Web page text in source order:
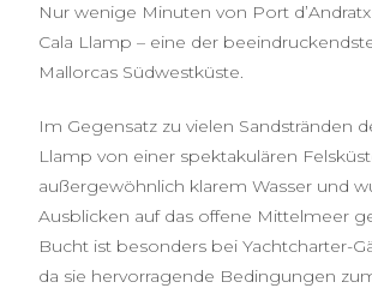
Nur wenige Minuten von Port
Cala Llamp – eine der
Mallorcas Südwestküste.
Im Gegensatz zu vielen Sandstränden
Llamp von einer spektakulären
außergewöhnlich klarem Wasser und
Ausblicken auf das offene Mittelmeer
Bucht ist besonders bei Yachtcharter-
da sie hervorragende Bedingungen